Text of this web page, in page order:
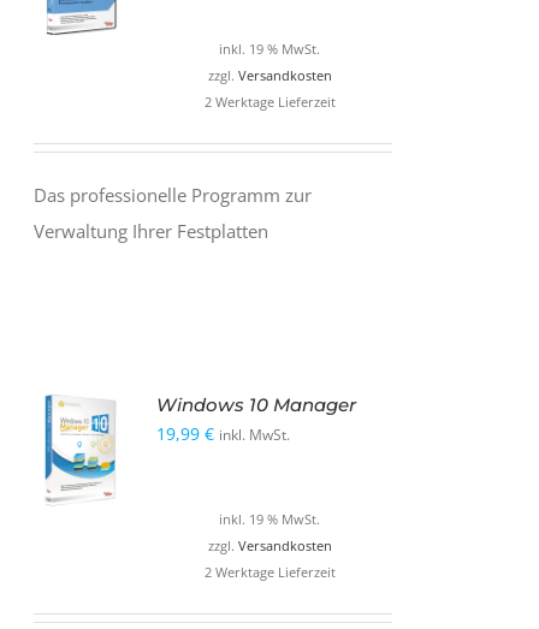
war:
34,99 €
ist:
17,99 €.
inkl. 19 % MwSt.
zzgl. Versandkosten
2 Werktage Lieferzeit
Das professionelle Programm zur
Verwaltung Ihrer Festplatten
IN DEN
WARENKORB
Windows 10 Manager
19,99€ inkl. MwSt.
inkl. 19 % MwSt.
zzgl. Versandkosten
2 Werktage Lieferzeit